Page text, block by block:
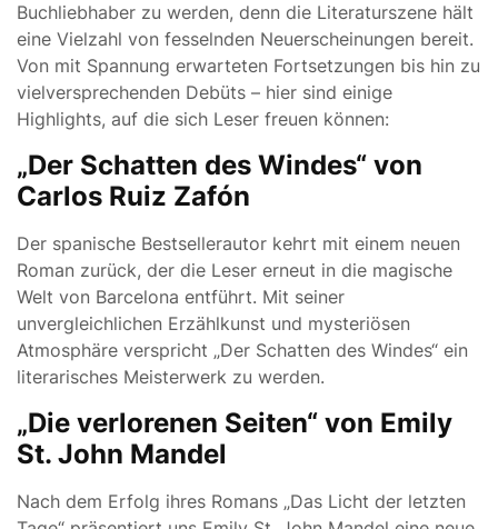
Buchliebhaber zu werden, denn die Literaturszene hält
eine Vielzahl von fesselnden Neuerscheinungen bereit.
Von mit Spannung erwarteten Fortsetzungen bis hin zu
vielversprechenden Debüts – hier sind einige
Highlights, auf die sich Leser freuen können:
„Der Schatten des Windes“ von
Carlos Ruiz Zafón
Der spanische Bestsellerautor kehrt mit einem neuen
Roman zurück, der die Leser erneut in die magische
Welt von Barcelona entführt. Mit seiner
unvergleichlichen Erzählkunst und mysteriösen
Atmosphäre verspricht „Der Schatten des Windes“ ein
literarisches Meisterwerk zu werden.
„Die verlorenen Seiten“ von Emily
St. John Mandel
Nach dem Erfolg ihres Romans „Das Licht der letzten